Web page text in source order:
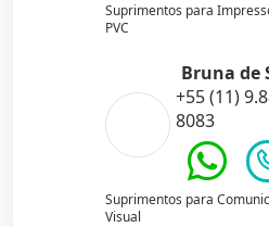
Suprimentos para
PVC
Bruna de
+55 (11)
8083
Suprimentos para
Visual